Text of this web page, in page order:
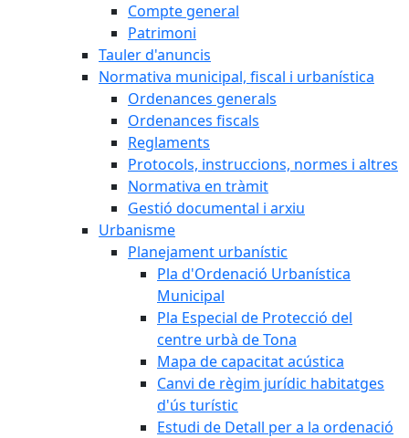
Compte general
Patrimoni
Tauler d'anuncis
Normativa municipal, fiscal i urbanística
Ordenances generals
Ordenances fiscals
Reglaments
Protocols, instruccions, normes i altres
Normativa en tràmit
Gestió documental i arxiu
Urbanisme
Planejament urbanístic
Pla d'Ordenació Urbanística
Municipal
Pla Especial de Protecció del
centre urbà de Tona
Mapa de capacitat acústica
Canvi de règim jurídic habitatges
d'ús turístic
Estudi de Detall per a la ordenació